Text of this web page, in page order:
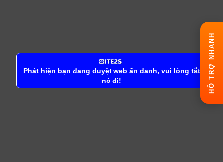
HỖ TRỢ NHANH